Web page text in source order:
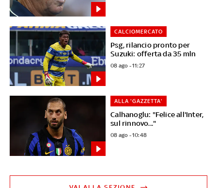
Psg, rilancio pronto per
Suzuki: offerta da 35 mln
CALCIOMERCATO
08 ago - 11:27
Calhanoglu: "Felice all'Inter,
sul rinnovo..."
ALLA 'GAZZETTA'
08 ago - 10:48